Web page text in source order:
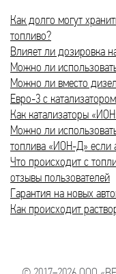
Как долго могут
топливо?
Влияет ли дозировка
Можно ли
Можно ли вместо
Евро-3 с
Как катализаторы
Можно ли
топлива «ИОН-Д» если
Что происходит с
отзывы пользователей
Гарантия на новых
Как происходит